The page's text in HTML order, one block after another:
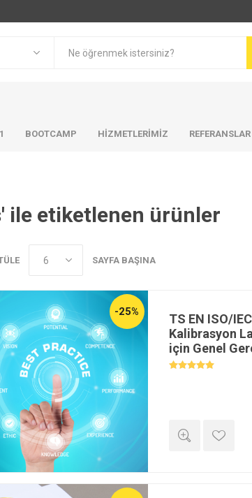
BOOTCAMP HIZMETLERIMIZ REFERANSLAR
ile etiketlenen ürünler
SAYFA BAŞINA
-25%
TS EN ISO/
Kalibrasyon
için Genel